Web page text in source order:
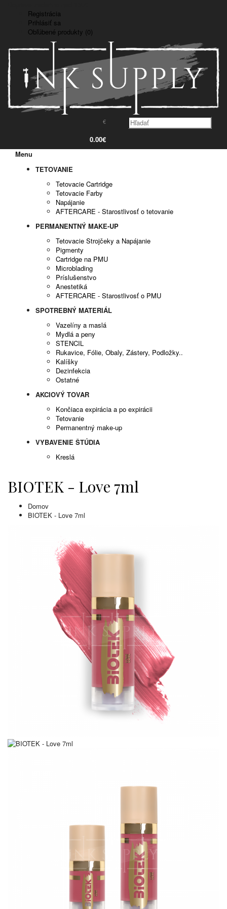
Registrácia
Prihlásiť sa
Obľúbené produkty (0)
€
0.00€
Menu
TETOVANIE
Tetovacie Cartridge
Tetovacie Farby
Napájanie
AFTERCARE - Starostlivosť o tetovanie
PERMANENTNÝ MAKE-UP
Tetovacie Strojčeky a Napájanie
Pigmenty
Cartridge na PMU
Microblading
Príslušenstvo
Anestetiká
AFTERCARE - Starostlivosť o PMU
SPOTREBNÝ MATERIÁL
Vazelíny a maslá
Mydlá a peny
STENCIL
Rukavice, Fólie, Obaly, Zástery, Podložky..
Kalíšky
Dezinfekcia
Ostatné
AKCIOVÝ TOVAR
Končiaca expirácia a po expirácii
Tetovanie
Permanentný make-up
VYBAVENIE ŠTÚDIA
Kreslá
BIOTEK - Love 7ml
Domov
BIOTEK - Love 7ml